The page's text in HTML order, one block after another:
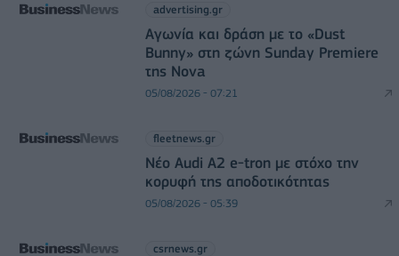
advertising.gr
Αγωνία και δράση με το «Dust
Bunny» στη ζώνη Sunday Premiere
της Nova
05/08/2026 - 07:21
fleetnews.gr
Νέο Audi A2 e-tron με στόχο την
κορυφή της αποδοτικότητας
05/08/2026 - 05:39
csrnews.gr